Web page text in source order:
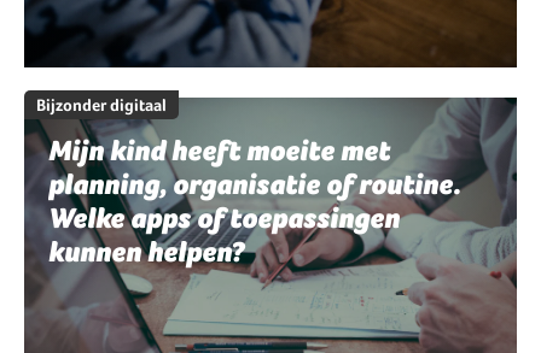
Bijzonder digitaal
Mijn kind heeft moeite met
planning, organisatie of routine.
Welke apps of toepassingen
kunnen helpen?